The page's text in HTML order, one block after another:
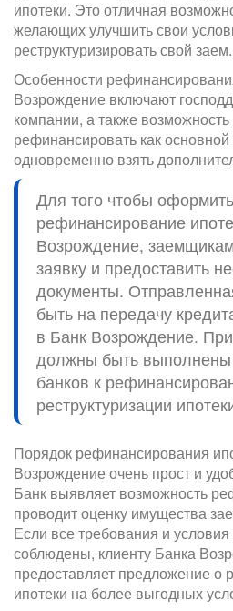
ипотеки. Это отличная
желающих улучшить свои
реструктуризировать свой заем.
Особенности
Возрождение включают
компании, а также возможность
рефинансировать как основной
одновременно взять
Для того чтобы оформить
рефинансирование
Возрождение,
заявку и предоставить
документы.
быть на передачу
в Банк Возрождение.
должны быть выполнены
банков к
реструктуризации
Порядок рефинансирования
Возрождение очень прост и
Банк выявляет возможность
проводит оценку имущества
Если все требования и
соблюдены, клиенту Банка
предоставляет предложение о
ипотеки на более выгодных